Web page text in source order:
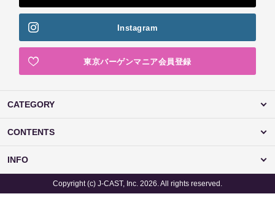
Instagram
東京バーゲンマニア会員登録
CATEGORY
CONTENTS
INFO
Copyright (c) J-CAST, Inc. 2026. All rights reserved.